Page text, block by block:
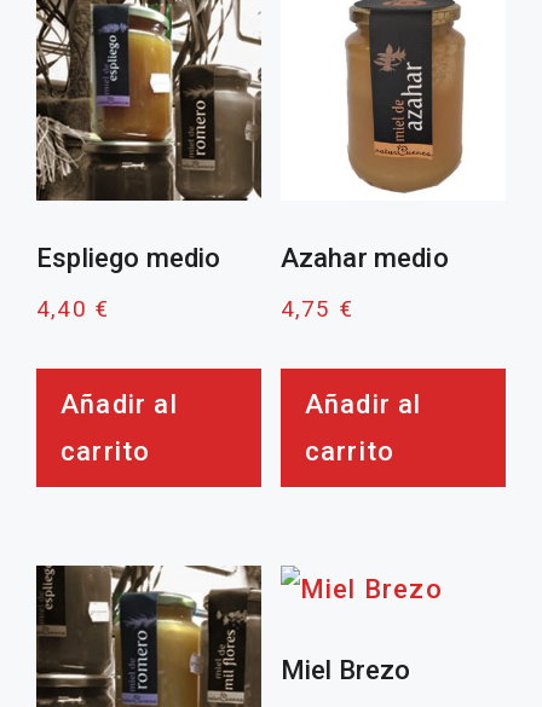
Espliego medio
4,40 €
Añadir al
carrito
Azahar medio
4,75 €
Añadir al
carrito
Miel Brezo